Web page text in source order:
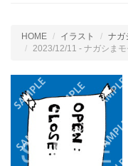
HOME イラスト
ナガ
2023/12/11 - ナガシま